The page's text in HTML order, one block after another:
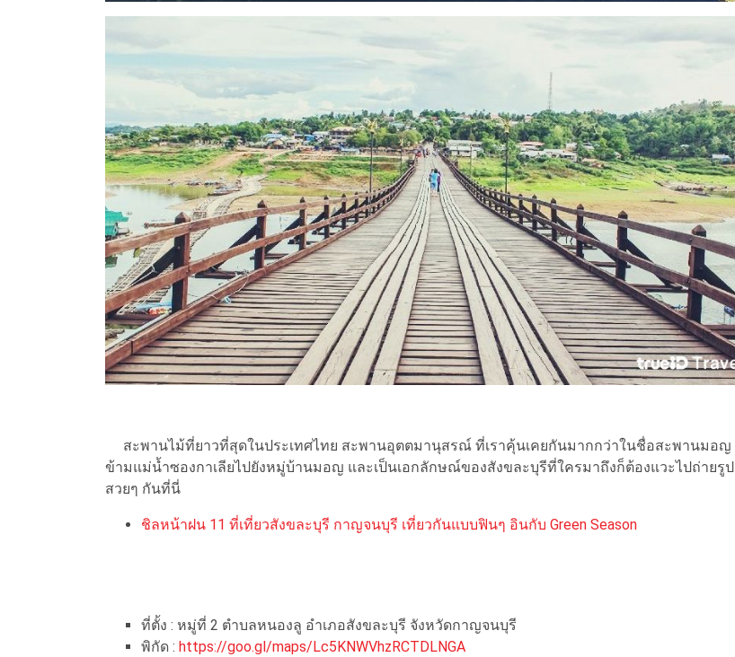
สะพานไม้ที่ยาวที่สุดในประเทศไทย สะพานอุตตมานุสรณ์ ที่เราคุ้นเคยกันมากกว่าในชื่อสะพานมอญ
ข้ามแม่น้ำซองกาเลียไปยังหมู่บ้านมอญ และเป็นเอกลักษณ์ของสังขละบุรีที่ใครมาถึงก็ต้องแวะไปถ่ายรูป
สวยๆ กันที่นี่
ชิลหน้าฝน 11 ที่เที่ยวสังขละบุรี กาญจนบุรี เที่ยวกันแบบฟินๆ อินกับ Green Season
ที่ตั้ง : หมู่ที่ 2 ตำบลหนองลู อำเภอสังขละบุรี จังหวัดกาญจนบุรี
พิกัด : https://goo.gl/maps/Lc5KNWVhzRCTDLNGA